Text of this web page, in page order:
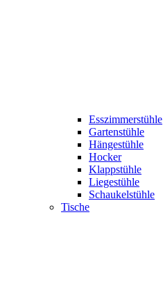
Esszimmerstühle
Gartenstühle
Hängestühle
Hocker
Klappstühle
Liegestühle
Schaukelstühle
Tische